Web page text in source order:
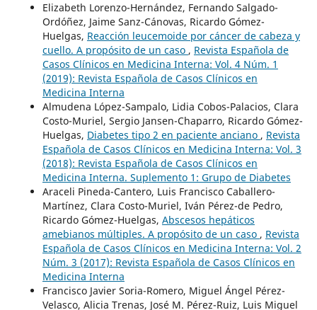
Elizabeth Lorenzo-Hernández, Fernando Salgado-
Ordóñez, Jaime Sanz-Cánovas, Ricardo Gómez-
Huelgas, Reacción leucemoide por cáncer de cabeza y
cuello. A propósito de un caso , Revista Española de
Casos Clínicos en Medicina Interna: Vol. 4 Núm. 1
(2019): Revista Española de Casos Clínicos en
Medicina Interna
Almudena López-Sampalo, Lidia Cobos-Palacios, Clara
Costo-Muriel, Sergio Jansen-Chaparro, Ricardo Gómez-
Huelgas, Diabetes tipo 2 en paciente anciano , Revista
Española de Casos Clínicos en Medicina Interna: Vol. 3
(2018): Revista Española de Casos Clínicos en
Medicina Interna. Suplemento 1: Grupo de Diabetes
Araceli Pineda-Cantero, Luis Francisco Caballero-
Martínez, Clara Costo-Muriel, Iván Pérez-de Pedro,
Ricardo Gómez-Huelgas, Abscesos hepáticos
amebianos múltiples. A propósito de un caso , Revista
Española de Casos Clínicos en Medicina Interna: Vol. 2
Núm. 3 (2017): Revista Española de Casos Clínicos en
Medicina Interna
Francisco Javier Soria-Romero, Miguel Ángel Pérez-
Velasco, Alicia Trenas, José M. Pérez-Ruiz, Luis Miguel